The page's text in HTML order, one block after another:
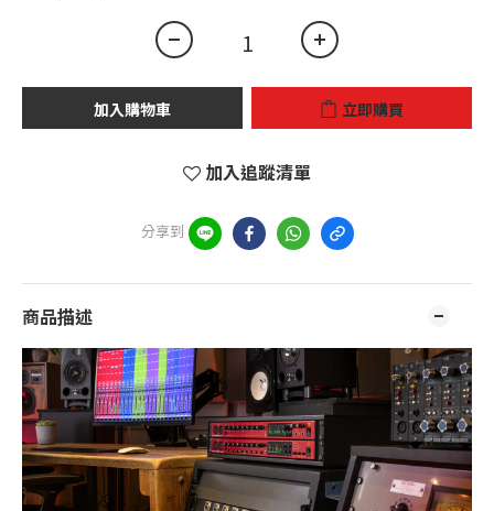
加入購物車 立即購買
加入追蹤清單
分享到
商品描述